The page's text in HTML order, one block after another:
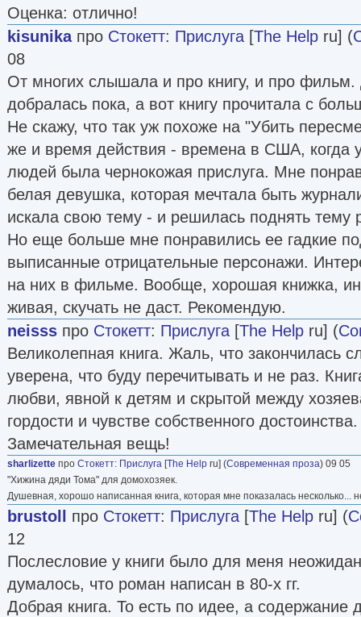
Оценка: отлично!
kisunikaпро Стокетт: Прислуга [The Help ru] (
08
От многих слышала и про книгу, и про
добралась пока, а вот книгу прочитала с
Не скажу, что так уж похоже на "Убить
же и время действия - времена в США, когда
людей была чернокожая прислуга. Мне
белая девушка, которая мечтала быть
искала свою тему - и решилась поднять тему
Но еще больше мне понравились ее гадкие
выписанные отрицательные персонажи.
на них в фильме. Вообще, хорошая книжка,
живая, скучать не даст. Рекомендую.
neisss про Стокетт: Прислуга [The Help ru] (
Великолепная книга. Жаль, что закончилась
уверена, что буду перечитывать и не раз.
любви, явной к детям и скрытой между
гордости и чувстве собственного
Замечательная вещь!
sharlizette про Стокетт: Прислуга [The Help ru] (Современная проза) 09 05
"Хижина дяди Тома" для домохозяек.
Душевная, хорошо написанная книга, которая мне показалась несколько...
brustoll про Стокетт: Прислуга [The Help ru] (
12
Послесловие у книги было для меня
думалось, что роман написан в 80-х гг.
Добрая книга. То есть по идее, а содержание